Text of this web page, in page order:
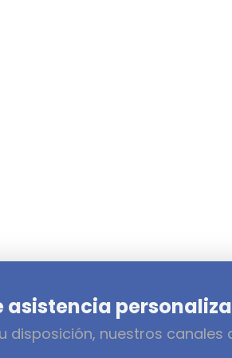
asistencia
disposición, nuestros canales